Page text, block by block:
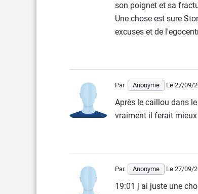
son poignet et sa
Une chose est sure
excuses et de
Par Anonyme Le 27/09/
Après le caillou dans
vraiment il ferait mieux
Par Anonyme Le 27/09/
19:01 j ai juste une